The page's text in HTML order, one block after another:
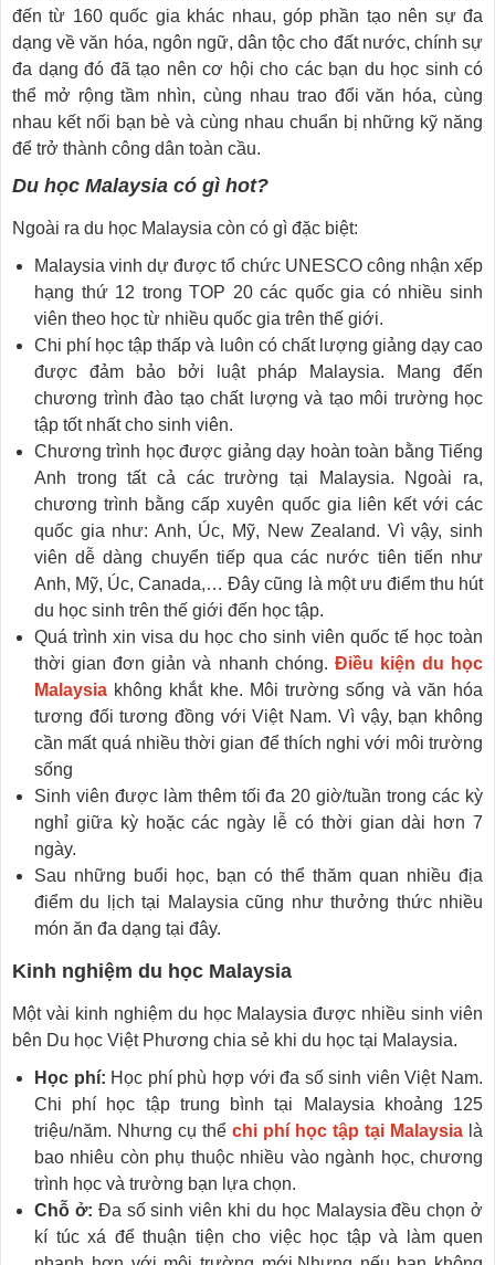
đến từ 160 quốc gia khác nhau, góp phần tạo nên sự đa
dạng về văn hóa, ngôn ngữ, dân tộc cho đất nước, chính sự
đa dạng đó đã tạo nên cơ hội cho các bạn du học sinh có
thể mở rộng tầm nhìn, cùng nhau trao đổi văn hóa, cùng
nhau kết nối bạn bè và cùng nhau chuẩn bị những kỹ năng
để trở thành công dân toàn cầu.
Du học Malaysia có gì hot?
Ngoài ra du học Malaysia còn có gì đặc biệt:
Malaysia vinh dự được tổ chức UNESCO công nhận xếp
hạng thứ 12 trong TOP 20 các quốc gia có nhiều sinh
viên theo học từ nhiều quốc gia trên thế giới.
Chi phí học tập thấp và luôn có chất lượng giảng dạy cao
được đảm bảo bởi luật pháp Malaysia. Mang đến
chương trình đào tạo chất lượng và tạo môi trường học
tập tốt nhất cho sinh viên.
Chương trình học được giảng dạy hoàn toàn bằng Tiếng
Anh trong tất cả các trường tại Malaysia. Ngoài ra,
chương trình bằng cấp xuyên quốc gia liên kết với các
quốc gia như: Anh, Úc, Mỹ, New Zealand. Vì vậy, sinh
viên dễ dàng chuyển tiếp qua các nước tiên tiến như
Anh, Mỹ, Úc, Canada,… Đây cũng là một ưu điểm thu hút
du học sinh trên thế giới đến học tập.
Quá trình xin visa du học cho sinh viên quốc tế học toàn
thời gian đơn giản và nhanh chóng. Điều kiện du học
Malaysia không khắt khe. Môi trường sống và văn hóa
tương đối tương đồng với Việt Nam. Vì vậy, bạn không
cần mất quá nhiều thời gian để thích nghi với môi trường
sống
Sinh viên được làm thêm tối đa 20 giờ/tuần trong các kỳ
nghỉ giữa kỳ hoặc các ngày lễ có thời gian dài hơn 7
ngày.
Sau những buổi học, bạn có thể thăm quan nhiều địa
điểm du lịch tại Malaysia cũng như thưởng thức nhiều
món ăn đa dạng tại đây.
Kinh nghiệm du học Malaysia
Một vài kinh nghiệm du học Malaysia được nhiều sinh viên
bên Du học Việt Phương chia sẻ khi du học tại Malaysia.
Học phí: Học phí phù hợp với đa số sinh viên Việt Nam.
Chi phí học tập trung bình tại Malaysia khoảng 125
triệu/năm. Nhưng cụ thể chi phí học tập tại Malaysia là
bao nhiêu còn phụ thuộc nhiều vào ngành học, chương
trình học và trường bạn lựa chọn.
Chỗ ở: Đa số sinh viên khi du học Malaysia đều chọn ở
kí túc xá để thuận tiện cho việc học tập và làm quen